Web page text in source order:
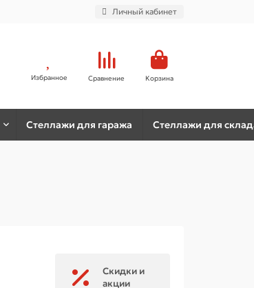
Личный кабинет
Избранное Сравнение Корзина
Стеллажи для гаража Стеллажи для
Скидки и
акции